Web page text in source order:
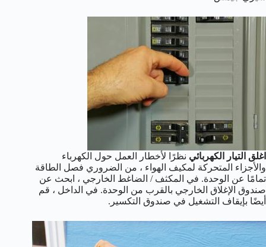
اغلق التيار الكهربائي نظرًا لأخطار العمل حول الكهرباء
والأجزاء المتحركة لمكيف الهواء ، من الضروري فصل الطاقة
تمامًا عن الوحدة. في المكثف / الضاغط الخارجي ، ابحث عن
صندوق الإغلاق الخارجي بالقرب من الوحدة. في الداخل ، قم
أيضًا بإيقاف التشغيل في صندوق التكسير.